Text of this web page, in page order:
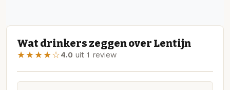
Wat drinkers zeggen over Lentijn
★★★★☆4.0 uit 1 review